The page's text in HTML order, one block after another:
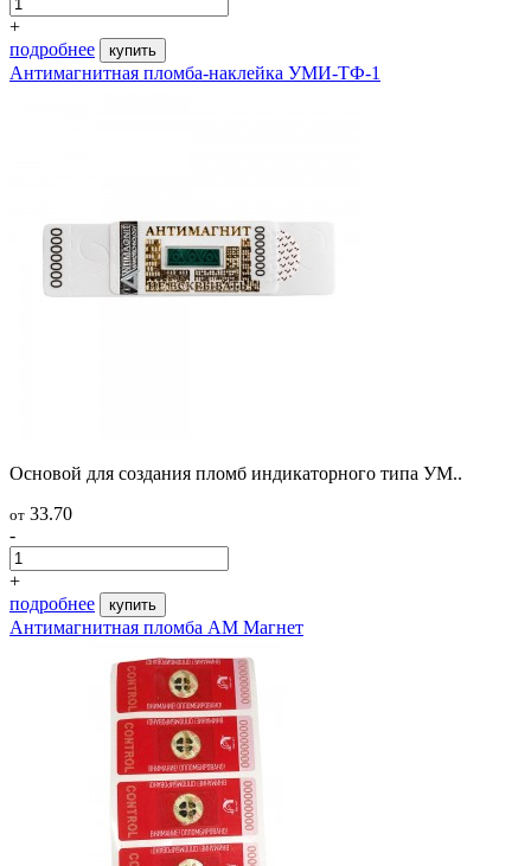
+
подробнее
купить
Антимагнитная пломба-наклейка УМИ-ТФ-1
Основой для создания пломб индикаторного типа УМ..
от 33.70
-
+
подробнее
купить
Антимагнитная пломба АМ Магнет